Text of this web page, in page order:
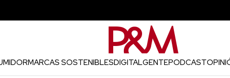
MARCAS SOSTENIBLESDIGITALGENTEPODCAST